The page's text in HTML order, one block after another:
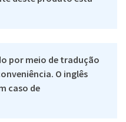
por meio de tradução
O inglês
caso de